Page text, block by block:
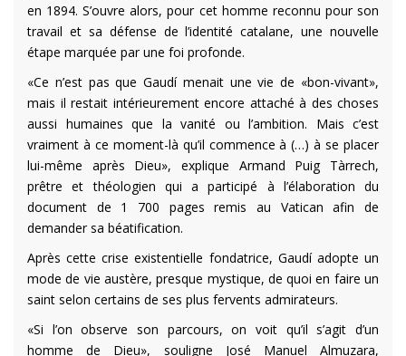
en 1894. S’ouvre alors, pour cet homme reconnu pour son
travail et sa défense de l’identité catalane, une nouvelle
étape marquée par une foi profonde.
«Ce n’est pas que Gaudí menait une vie de «bon-vivant»,
mais il restait intérieurement encore attaché à des choses
aussi humaines que la vanité ou l’ambition. Mais c’est
vraiment à ce moment-là qu’il commence à (…) à se placer
lui-même après Dieu», explique Armand Puig Tàrrech,
prêtre et théologien qui a participé à l’élaboration du
document de 1 700 pages remis au Vatican afin de
demander sa béatification.
Après cette crise existentielle fondatrice, Gaudí adopte un
mode de vie austère, presque mystique, de quoi en faire un
saint selon certains de ses plus fervents admirateurs.
«Si l’on observe son parcours, on voit qu’il s’agit d’un
homme de Dieu», souligne José Manuel Almuzara,